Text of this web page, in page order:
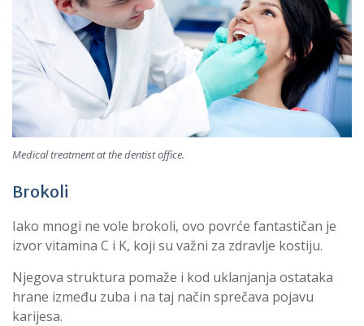
Medical treatment at the dentist office.
Brokoli
Iako mnogi ne vole brokoli, ovo povrće fantastičan je
izvor vitamina C i K, koji su važni za zdravlje kostiju.
Njegova struktura pomaže i kod uklanjanja ostataka
hrane između zuba i na taj način sprečava pojavu
karijesa.